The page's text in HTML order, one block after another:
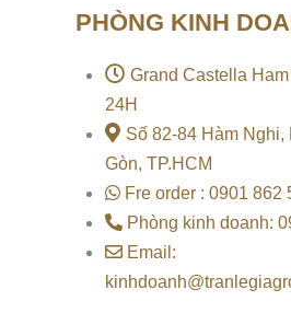
PHÒNG KINH
Grand Castella
24H
Số 82-84 Hàm
Gòn, TP.HCM
Fre order : 0901 862
Phòng kinh doanh:
Email: